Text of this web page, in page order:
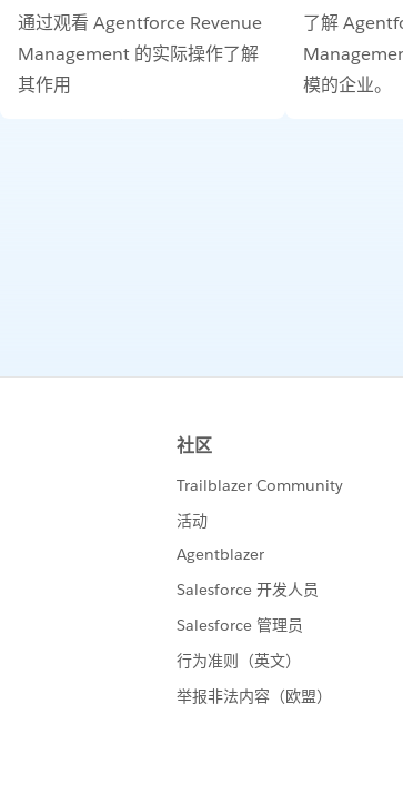
通过观看 Agentforce Revenue
Management 的实际操作了解
其作用
了解
模的企业。